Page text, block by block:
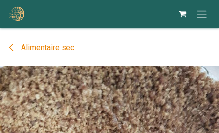
Se rendre au contenu
Alimentaire sec